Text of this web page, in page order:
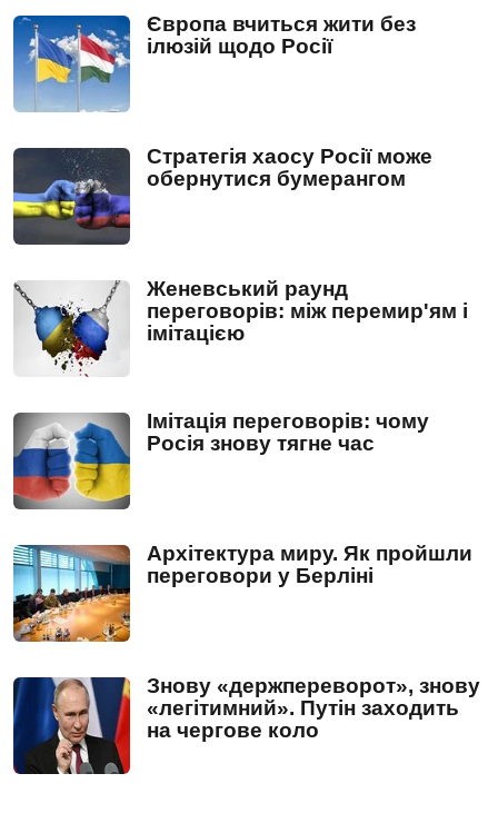
Європа вчиться жити без
ілюзій щодо Росії
Стратегія хаосу Росії може
обернутися бумерангом
Женевський раунд
переговорів: між перемир'ям і
імітацією
Імітація переговорів: чому
Росія знову тягне час
Архітектура миру. Як пройшли
переговори у Берліні
Знову «держпереворот», знову
«легітимний». Путін заходить
на чергове коло